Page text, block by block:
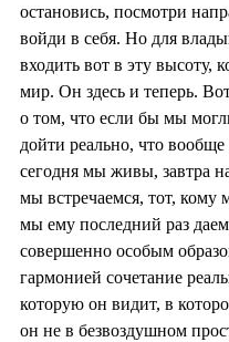
остановись, посмотри
войди в себя. Но для
входить вот в эту высоту,
мир. Он здесь и теперь.
о том, что если бы мы
дойти реально, что
сегодня мы живы, завтра
мы встречаемся, тот,
мы ему последний раз даем
совершенно особым
гармонией сочетание
которую он видит, в
он не в безвоздушном